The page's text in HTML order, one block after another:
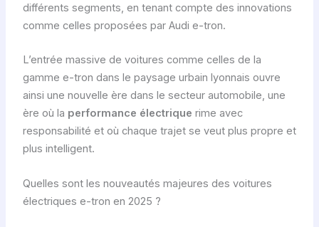
différents segments, en tenant compte des innovations
comme celles proposées par Audi e-tron.
L’entrée massive de voitures comme celles de la
gamme e-tron dans le paysage urbain lyonnais ouvre
ainsi une nouvelle ère dans le secteur automobile, une
ère où la performance électrique rime avec
responsabilité et où chaque trajet se veut plus propre et
plus intelligent.
Quelles sont les nouveautés majeures des voitures
électriques e-tron en 2025 ?